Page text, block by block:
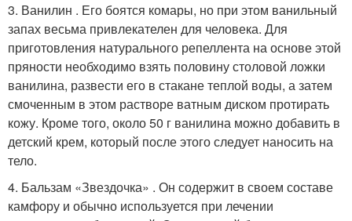
3. Ванилин . Его боятся комары, но при этом ванильный
запах весьма привлекателен для человека. Для
приготовления натурального репеллента на основе этой
пряности необходимо взять половину столовой ложки
ванилина, развести его в стакане теплой воды, а затем
смоченным в этом растворе ватным диском протирать
кожу. Кроме того, около 50 г ванилина можно добавить в
детский крем, который после этого следует наносить на
тело.
4. Бальзам «Звездочка» . Он содержит в своем составе
камфору и обычно используется при лечении